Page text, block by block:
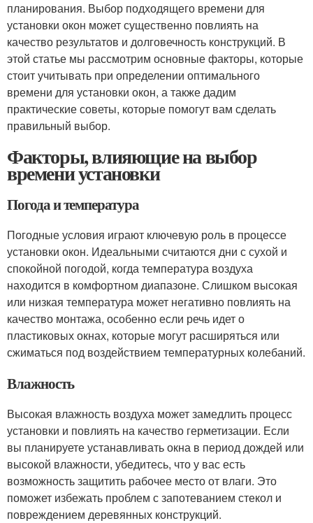
планирования. Выбор подходящего времени для
установки окон может существенно повлиять на
качество результатов и долговечность конструкций. В
этой статье мы рассмотрим основные факторы, которые
стоит учитывать при определении оптимального
времени для установки окон, а также дадим
практические советы, которые помогут вам сделать
правильный выбор.
Факторы, влияющие на выбор
времени установки
Погода и температура
Погодные условия играют ключевую роль в процессе
установки окон. Идеальными считаются дни с сухой и
спокойной погодой, когда температура воздуха
находится в комфортном диапазоне. Слишком высокая
или низкая температура может негативно повлиять на
качество монтажа, особенно если речь идет о
пластиковых окнах, которые могут расширяться или
сжиматься под воздействием температурных колебаний.
Влажность
Высокая влажность воздуха может замедлить процесс
установки и повлиять на качество герметизации. Если
вы планируете устанавливать окна в период дождей или
высокой влажности, убедитесь, что у вас есть
возможность защитить рабочее место от влаги. Это
поможет избежать проблем с запотеванием стекол и
повреждением деревянных конструкций.